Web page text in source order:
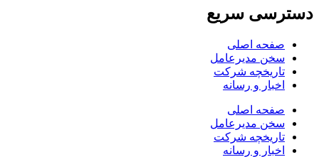
دسترسی سریع
صفحه اصلی
سخن مدیرعامل
تاریخچه شرکت
اخبار و رسانه
صفحه اصلی
سخن مدیرعامل
تاریخچه شرکت
اخبار و رسانه